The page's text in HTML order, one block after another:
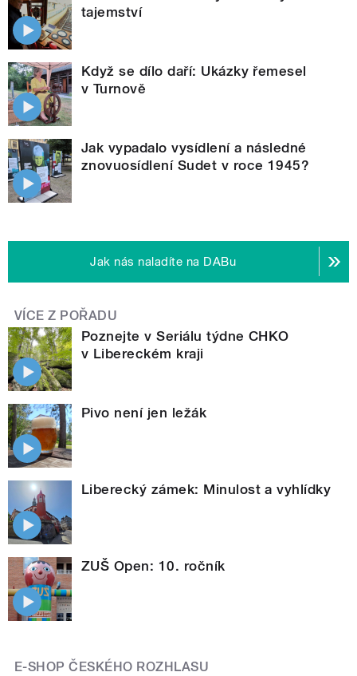
tajemství
Když se dílo daří: Ukázky řemesel
v Turnově
Jak vypadalo vysídlení a následné
znovuosídlení Sudet v roce 1945?
Jak nás naladíte na DABu
VÍCE Z POŘADU
Poznejte v Seriálu týdne CHKO
v Libereckém kraji
Pivo není jen ležák
Liberecký zámek: Minulost a vyhlídky
ZUŠ Open: 10. ročník
E-SHOP ČESKÉHO ROZHLASU